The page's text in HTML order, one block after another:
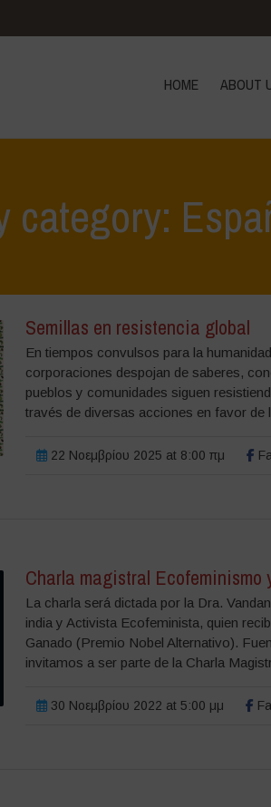
HOME ABOUT
category:
Semillas en resistencia global
En tiempos convulsos para la
corporaciones despojan de saberes,
pueblos y comunidades siguen
través de diversas acciones en favor de
22 Νοεμβρίου 2025 at 8:00 πμ
Charla magistral Ecofeminismo
La charla será dictada por la Dra.
india y Activista Ecofeminista, quien
Ganado (Premio Nobel Alternativo).
invitamos a ser parte de la Charla
30 Νοεμβρίου 2022 at 5:00 μμ